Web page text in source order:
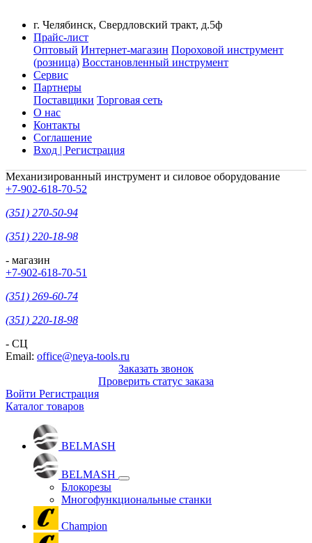
г. Челябинск, Свердловский тракт, д.5ф
Прайс-лист
Оптовый Интернет-магазин Пороховой инструмент
(розница) Восстановленный инструмент
Сервис
Партнеры
Поставщики Торговая сеть
О нас
Контакты
Соглашение
Вход | Регистрация
Механизированный инструмент и силовое оборудование
+7-902-618-70-52
(351) 270-50-94
(351) 220-18-98
- магазин
+7-902-618-70-51
(351) 269-60-74
(351) 220-18-98
- СЦ
Email: office@neya-tools.ru
Заказать звонок
Проверить статус заказа
Войти Регистрация
Каталог товаров
BELMASH
BELMASH
Блокорезы
Многофункциональные станки
Champion